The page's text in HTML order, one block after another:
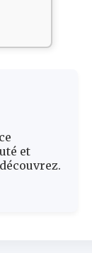
et